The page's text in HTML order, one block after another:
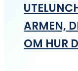
ARMEN,
OM HUR